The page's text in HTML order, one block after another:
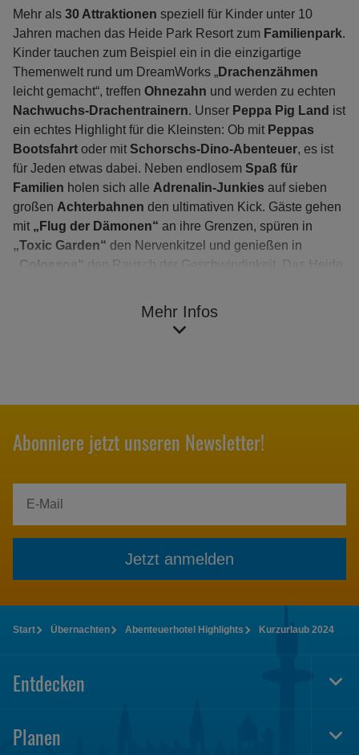
Mehr als 30 Attraktionen speziell für Kinder unter 10
Jahren machen das Heide Park Resort zum Familienpark.
Kinder tauchen zum Beispiel ein in die einzigartige
Themenwelt rund um DreamWorks „Drachenzähmen
leicht gemacht“, treffen Ohnezahn und werden zu echten
Nachwuchs-Drachentrainern. Unser Peppa Pig Land ist
ein echtes Highlight für die Kleinsten: Ob mit Peppas
Bootsfahrt oder mit Schorschs-Dino-Abenteuer, es ist
für Jeden etwas dabei. Neben endlosem Spaß für
Familien holen sich alle Adrenalin-Junkies auf sieben
großen Achterbahnen den ultimativen Kick. Gäste gehen
mit „Flug der Dämonen“ an ihre Grenzen, spüren in
„Toxic Garden“ den Nervenkitzel und genießen in
„Colossos“
den Rausch der Geschwindigkeit. Das Heide
Top-Ausflugsziele Niedersachsens
Mehr Infos
Abonniere jetzt unseren Newsletter!
Jetzt anmelden
Start Übernachten Abenteuerhotel Highlights Kurzurlaub 2024
Entdecken
Planen